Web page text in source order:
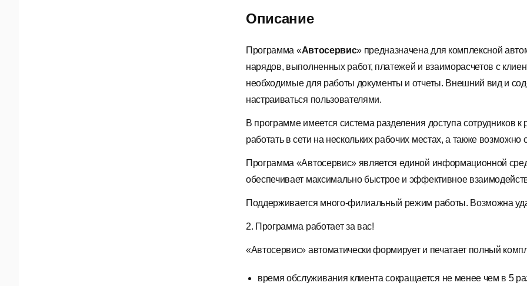
Описание
Программа «Автосервис» предназначена для комплексной
нарядов, выполненных работ, платежей и взаиморасчетов с
необходимые для работы документы и отчеты. Внешний вид и
настраиваться пользователями.
В программе имеется система разделения доступа
работать в сети на нескольких рабочих местах, а также возможно
Программа «Автосервис» является единой информационной
обеспечивает максимально быстрое и эффективное
Поддерживается много-филиальный режим работы. Возможна
2. Программа работает за вас!
«Автосервис» автоматически формирует и печатает полный
время обслуживания клиента сокращается не менее чем в 5